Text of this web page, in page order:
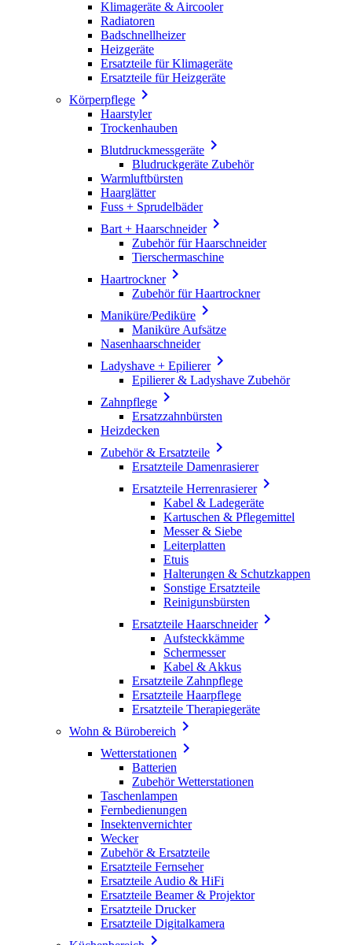
Klimageräte & Aircooler
Radiatoren
Badschnellheizer
Heizgeräte
Ersatzteile für Klimageräte
Ersatzteile für Heizgeräte
Körperpflege 
Haarstyler
Trockenhauben
Blutdruckmessgeräte 
Bludruckgeräte Zubehör
Warmluftbürsten
Haarglätter
Fuss + Sprudelbäder
Bart + Haarschneider
Zubehör für Haarschneider
Tierschermaschine
Haartrockner
Zubehör für Haartrockner
Maniküre/Pediküre 
Maniküre Aufsätze
Nasenhaarschneider
Ladyshave + Epilierer
Epilierer & Ladyshave Zubehör
Zahnpflege 
Ersatzzahnbürsten
Heizdecken
Zubehör & Ersatzteile 
Ersatzteile Damenrasierer
Ersatzteile Herrenrasierer
Kabel & Ladegeräte
Kartuschen & Pflegemittel
Messer & Siebe
Leiterplatten
Etuis
Halterungen & Schutzkappen
Sonstige Ersatzteile
Reinigunsbürsten
Ersatzteile Haarschneider
Aufsteckkämme
Schermesser
Kabel & Akkus
Ersatzteile Zahnpflege
Ersatzteile Haarpflege
Ersatzteile Therapiegeräte
Wohn & Bürobereich 
Wetterstationen 
Batterien
Zubehör Wetterstationen
Taschenlampen
Fernbedienungen
Insektenvernichter
Wecker
Zubehör & Ersatzteile
Ersatzteile Fernseher
Ersatzteile Audio & HiFi
Ersatzteile Beamer & Projektor
Ersatzteile Drucker
Ersatzteile Digitalkamera
